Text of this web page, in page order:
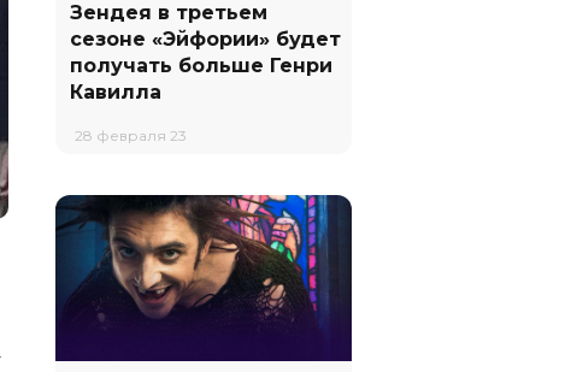
Зендея в третьем
сезоне «Эйфории» будет
получать больше Генри
Кавилла
28 февраля 23